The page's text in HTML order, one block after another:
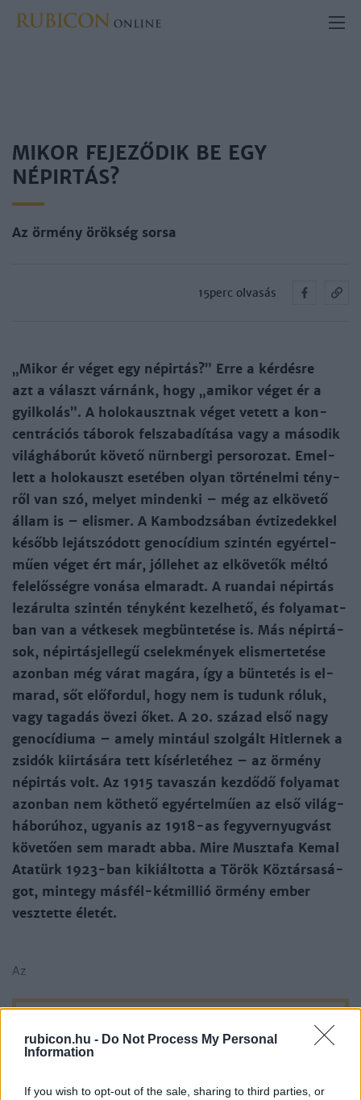
rubicon.hu - Do Not Process My Personal
Information
If you wish to opt-out of the sale, sharing to third parties, or
MIKOR FEJEZŐDIK BE EGY
NÉPIRTÁS?
Az örmény örökség sorsa
15perc olvasás
„Mi­kor ér vé­get egy nép­ir­tás?” Er­re a kér­dés­re
azt a vá­laszt vár­nánk, hogy „ami­kor vé­get ér a
gyil­ko­lás”. A ho­lo­kauszt­nak vé­get ve­tett a kon­
cent­rá­ciós tá­bo­rok fel­sza­ba­dí­tá­sa vagy a má­so­dik
vi­lág­há­bo­rút kö­ve­tő nürn­ber­gi per­so­ro­zat. Emel­
lett a holokauszt ese­té­ben olyan tör­té­nel­mi tény­
ről van szó, me­lyet min­den­ki – még az el­kö­ve­tő
ál­lam is – elis­mer. A Kam­bo­dzsá­ban év­ti­ze­dek­kel
ké­sőbb le­ját­szó­dott ge­no­cí­dium szin­tén egyér­tel­
műen vé­get ért már, jól­le­het az el­kö­ve­tők mél­tó
fe­le­lős­ség­re vo­ná­sa el­ma­radt. A ruan­dai nép­ir­tás
le­zá­rul­ta szin­tén tény­ként ke­zel­he­tő, és fo­lya­mat­
ban van a vét­ke­sek meg­bün­te­té­se is. Más nép­ir­tá­
sok, nép­ir­tásjel­le­gű cse­lek­mé­nyek elis­mer­te­té­se
azon­ban még vá­rat ma­gá­ra, így a bün­te­tés is el­
ma­rad, sőt elő­for­dul, hogy nem is tu­dunk ró­luk,
vagy ta­ga­dás öve­zi őket. A 20. szá­zad el­ső nagy
ge­no­cí­diu­ma – amely min­tául szol­gált Hit­ler­nek a
zsi­dók kiir­tá­sá­ra tett kí­sér­le­té­hez – az ör­mény
nép­ir­tás volt. Az 1915 ta­va­szán kez­dő­dő fo­lya­mat
azon­ban nem köt­he­tő egyér­tel­műen az el­ső vi­lág­
há­bo­rú­hoz, ugyanis az 1918-as fegy­ver­nyug­vást
kö­ve­tően sem ma­radt ab­ba. Mi­re Musz­ta­fa Ke­mal
Ata­türk 1923-ban ki­kiál­tot­ta a Tö­rök Köz­tár­sa­sá­
got, mintegy más­fél-két­mil­lió ör­mény em­ber
vesz­tet­te életét.
Az
Próbálja ki a Rubicon Online-t
cikket, hirdetések nélkül!